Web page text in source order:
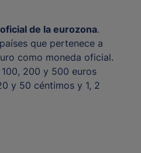
de la eurozona.
que pertenece a
como moneda oficial.
200 y 500 euros
y 50 céntimos y 1, 2